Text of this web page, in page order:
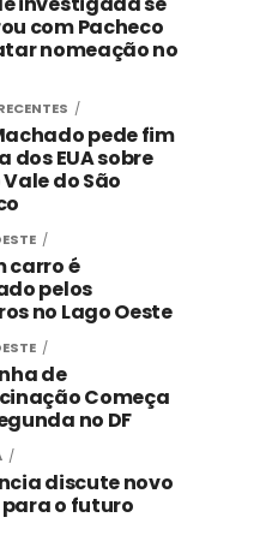
com Pacheco
nomeação no
pede fim
dos EUA sobre
do São
carro é
pelos
no Lago Oeste
de
Começa
no DF
discute novo
o futuro